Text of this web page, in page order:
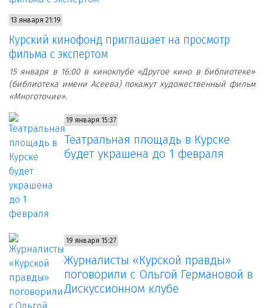
13 января 21:19
Курский кинофонд приглашает на просмотр
фильма с экспертом
15 января в 16:00 в киноклубе «Другое кино в библиотеке»
(библиотека имени Асеева) покажут художественный фильм
«Многоточие».
19 января 15:37
Театральная площадь в Курске
будет украшена до 1 февраля
19 января 15:27
Журналисты «Курской правды»
поговорили с Ольгой Германовой в
Дискуссионном клубе